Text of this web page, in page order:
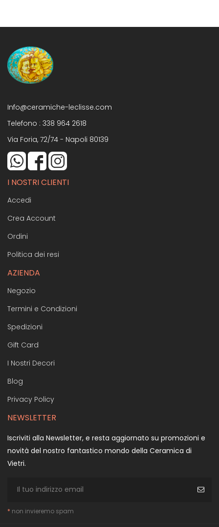
Info@ceramiche-leclisse.com
Telefono : 338 964 2618
Via Foria, 72/74 - Napoli 80139
I NOSTRI CLIENTI
Accedi
Crea Account
Ordini
Politica dei resi
AZIENDA
Negozio
Termini e Condizioni
Spedizioni
Gift Card
I Nostri Decori
Blog
Privacy Policy
NEWSLETTER
Iscriviti alla Newsletter, e resta aggiornato su promozioni e
novità del nostro fantastico mondo della Ceramica di
Vietri.
* non invieremo spam